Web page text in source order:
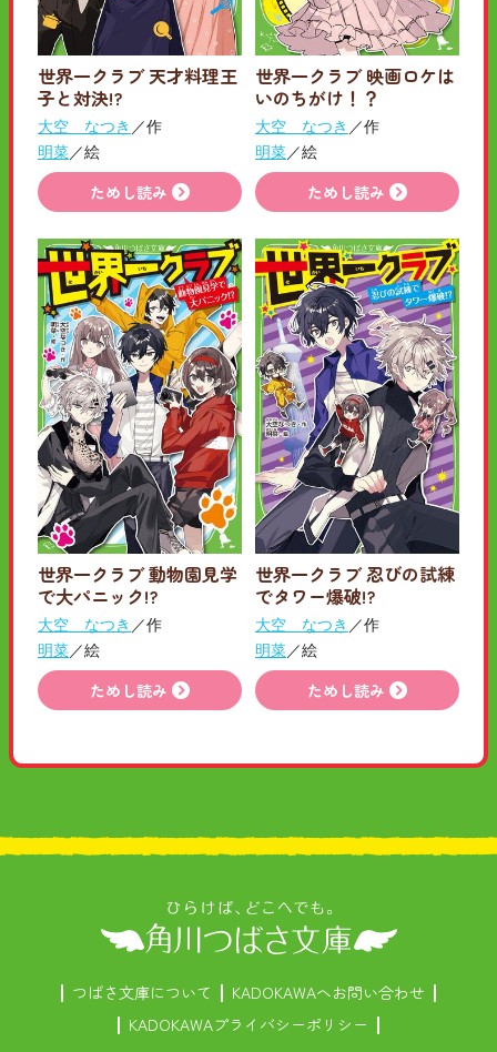
世界一クラブ 天才料理王
子と対決!?
大空 なつき ／作
明菜／絵
ためし読み
世界一クラブ 映画ロケは
いのちがけ！？
大空 なつき ／作
明菜／絵
ためし読み
世界一クラブ 動物園見学
で大パニック!?
大空 なつき ／作
明菜／絵
ためし読み
世界一クラブ 忍びの試練
でタワー爆破!?
大空 なつき ／作
明菜／絵
ためし読み
つばさ文庫について
KADOKAWAへお問い合わせ
KADOKAWAプライバシーポリシー